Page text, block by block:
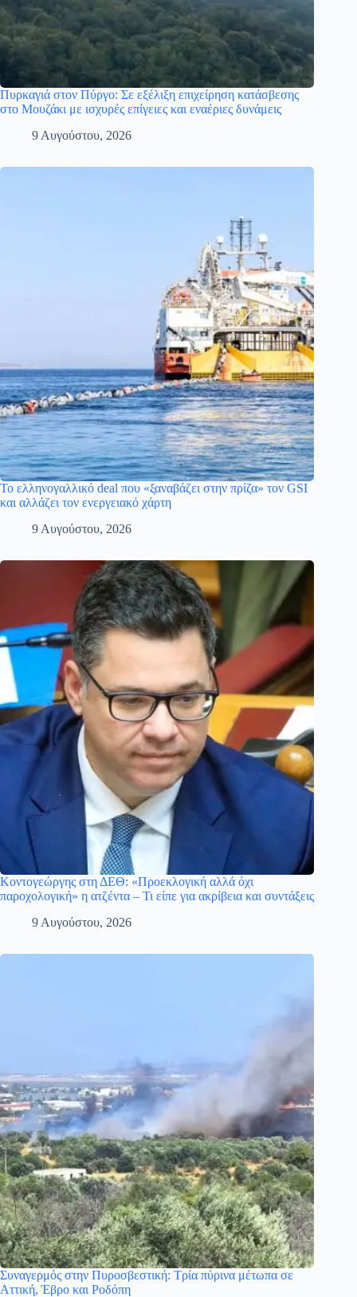
Πυρκαγιά στον Πύργο: Σε εξέλιξη επιχείρηση κατάσβεσης
στο Μουζάκι με ισχυρές επίγειες και εναέριες δυνάμεις
9 Αυγούστου, 2026
Το ελληνογαλλικό deal που «ξαναβάζει στην πρίζα» τον GSI
και αλλάζει τον ενεργειακό χάρτη
9 Αυγούστου, 2026
Κοντογεώργης στη ΔΕΘ: «Προεκλογική αλλά όχι
παροχολογική» η ατζέντα – Τι είπε για ακρίβεια και συντάξεις
9 Αυγούστου, 2026
Συναγερμός στην Πυροσβεστική: Τρία πύρινα μέτωπα σε
Αττική, Έβρο και Ροδόπη